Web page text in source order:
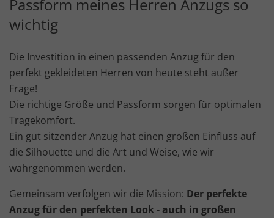
Passform meines Herren Anzugs so
wichtig
Die Investition in einen passenden Anzug für den
perfekt gekleideten Herren von heute steht außer
Frage!
Die richtige Größe und Passform sorgen für optimalen
Tragekomfort.
Ein gut sitzender Anzug hat einen großen Einfluss auf
die Silhouette und die Art und Weise, wie wir
wahrgenommen werden.
Gemeinsam verfolgen wir die Mission: Der perfekte
Anzug für den perfekten Look - auch in großen